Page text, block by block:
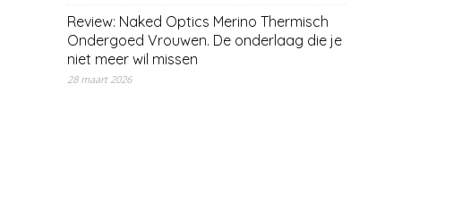
Review: Naked Optics Merino Thermisch
Ondergoed Vrouwen. De onderlaag die je
niet meer wil missen
28 maart 2026